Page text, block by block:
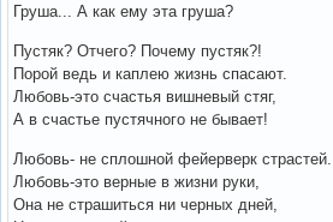
Груша... А как ему эта груша?
Пустяк? Отчего? Почему пустяк?!
Порой ведь и каплею жизнь спасают.
Любовь-это счастья вишневый стяг,
А в счастье пустячного не бывает!
Любовь- не сплошной фейерверк страстей.
Любовь-это верные в жизни руки,
Она не страшиться ни черных дней,